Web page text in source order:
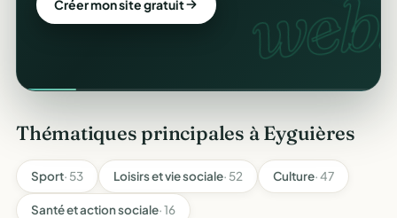
web.
Créer mon site gratuit
Thématiques principales à Eyguières
Sport· 53 Loisirs et vie sociale· 52 Culture· 47
Santé et action sociale· 16